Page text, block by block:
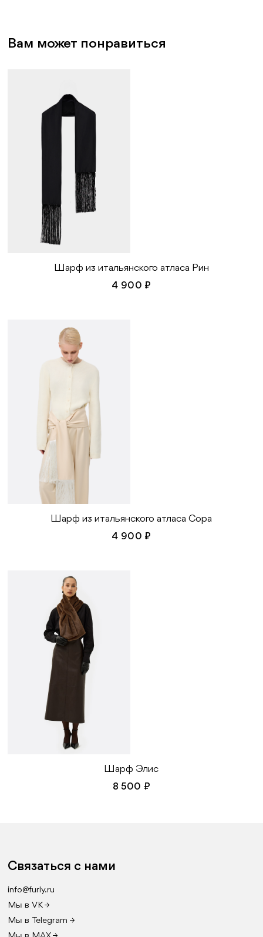
Вам может понравиться
Шарф из итальянского атласа Рин
4 900 ₽
Шарф из итальянского атласа Сора
4 900 ₽
Шарф Элис
8 500 ₽
Связаться с нами
info@furly.ru
Мы в VK →
Мы в Telegram →